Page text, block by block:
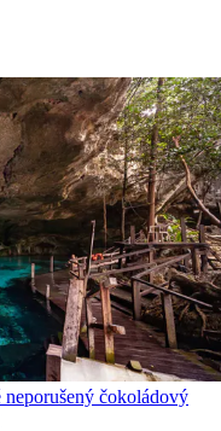
čokoládový